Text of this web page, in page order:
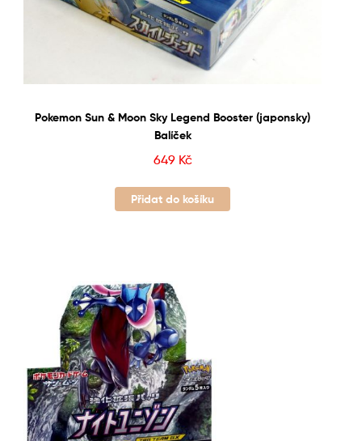
Pokemon Sun & Moon Sky Legend Booster (japonsky)
Balíček
649 Kč
Přidat do košíku